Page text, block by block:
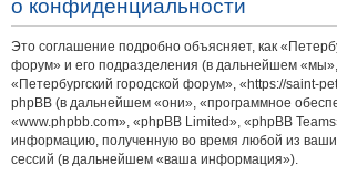
о конфиденциальности
Это соглашение подробно объясняет, как
форум» и его подразделения (в дальнейшем
«Петербургский городской форум», «https://saint-
phpBB (в дальнейшем «они», «программное
«www.phpbb.com», «phpBB Limited», «phpBB
информацию, полученную во время любой из
сессий (в дальнейшем «ваша информация»).